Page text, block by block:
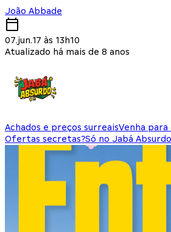
João Abbade
07.jun.17 às 13h10
Atualizado há mais de 8 anos
Achados e preços surreaisVenha para
Ofertas secretas?Só no Jabá